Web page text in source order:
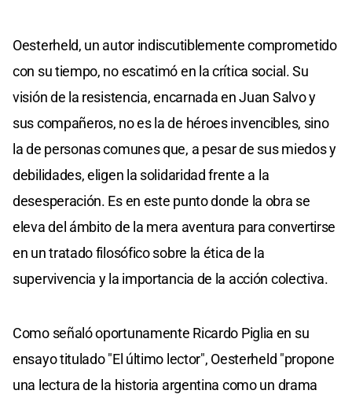
Oesterheld, un autor indiscutiblemente comprometido
con su tiempo, no escatimó en la crítica social. Su
visión de la resistencia, encarnada en Juan Salvo y
sus compañeros, no es la de héroes invencibles, sino
la de personas comunes que, a pesar de sus miedos y
debilidades, eligen la solidaridad frente a la
desesperación. Es en este punto donde la obra se
eleva del ámbito de la mera aventura para convertirse
en un tratado filosófico sobre la ética de la
supervivencia y la importancia de la acción colectiva.
Como señaló oportunamente Ricardo Piglia en su
ensayo titulado "El último lector", Oesterheld "propone
una lectura de la historia argentina como un drama